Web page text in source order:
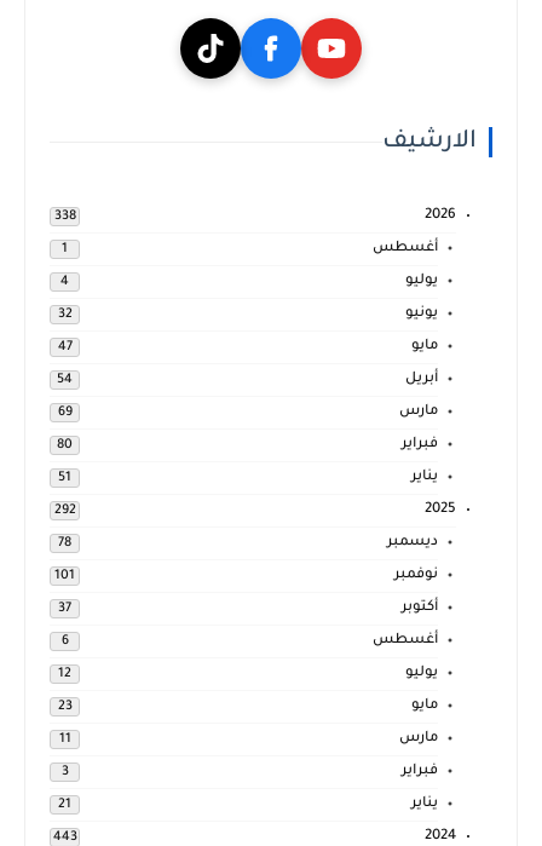
الارشيف
2026
338
أغسطس 1
يوليو 4
يونيو 32
مايو 47
أبريل 54
مارس 69
فبراير 80
يناير 51
2025
292
ديسمبر 78
نوفمبر 101
أكتوبر 37
أغسطس 6
يوليو 12
مايو 23
مارس 11
فبراير 3
يناير 21
2024
443